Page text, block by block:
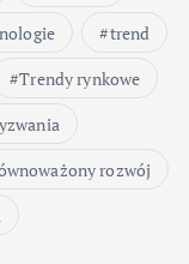
trend
Trendy rynkowe
rozwój